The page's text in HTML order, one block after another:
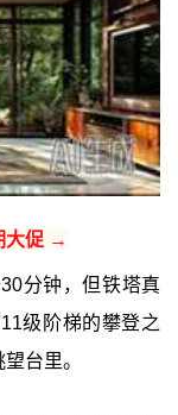
大促 →
分钟，但铁塔真
级阶梯的攀登之
台里。